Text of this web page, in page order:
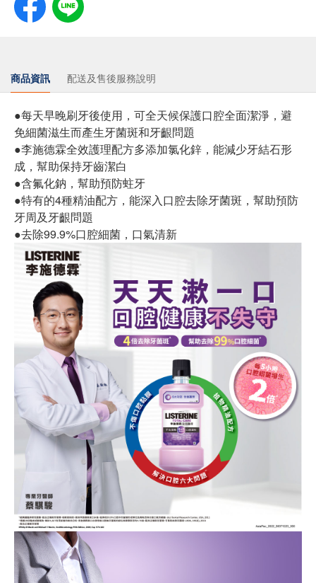
商品資訊 配送及售後服務說明
●每天早晚刷牙後使用，可全天候保護口腔全面潔淨，避
免細菌滋生而產生牙菌斑和牙齦問題
●李施德霖全效護理配方多添加氯化鋅，能減少牙結石形
成，幫助保持牙齒潔白
●含氟化鈉，幫助預防蛀牙
●特有的4種精油配方，能深入口腔去除牙菌斑，幫助預防
牙周及牙齦問題
●去除99.9%口腔細菌，口氣清新